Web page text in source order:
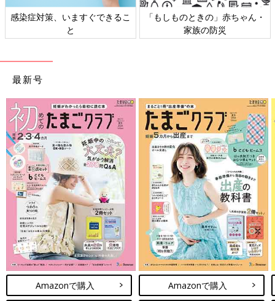
様子を確認して対策を
【体験談７】パパの祖母の家にいき、昔ながらの電気ストーブに
の近くにいたのに、本当に一瞬の出来事で、こわいなと思いまし
た。
【体験談８】帰省のために新幹線に乗ろうとしたときのこと。ベ
ビーカーに子どもを乗せて、夫は後ろからスーツケースを持って
乗車しようとしていました。乗ろうとした瞬間、バランスが崩れ
ベビーカーの車輪が新幹線とホームの間に挟まりました。まわり
の人の協力ですぐに車輪を抜くことができましたし、きちんとベ
ルトをしていたので子どもにけがはなかったのですが、とてもあ
せりました。
【体験談９】実家にて。子育てから遠ざかって久しい両親は危機
意識が低く、いろいろ困りました。誤飲しそうなものや刃物の取
り扱いなど危ないと感じることが多々ありました。
――アンケートの回答には年末年始に自宅外の場所でヒヤリとし
た体験もたくさんありました。帰省先などで気をつけたいのはど
んなことでしょうか？
感染症対策、いますぐできるこ
と
「もしものときの」赤ちゃん・
家族の防災
最新号
Amazonで購入 Amazonで購入